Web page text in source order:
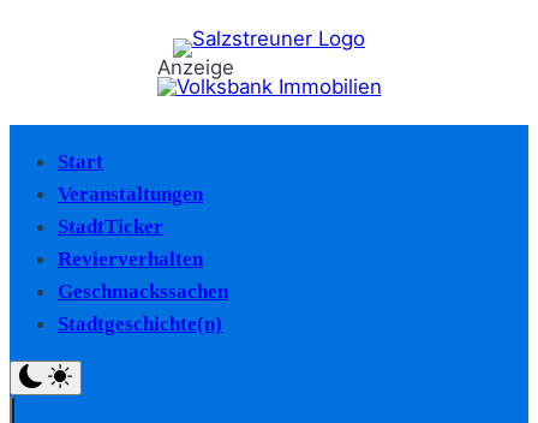
Anzeige
Start
Veranstaltungen
StadtTicker
Revierverhalten
Geschmackssachen
Stadtgeschichte(n)